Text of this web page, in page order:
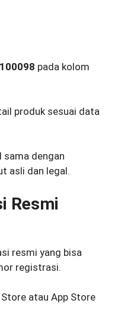
pada kolom
produk sesuai data
sama dengan
asli dan legal.
Resmi
resmi yang bisa
registrasi.
Store atau App Store